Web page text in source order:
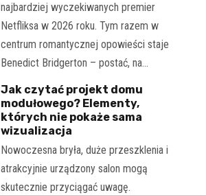
najbardziej wyczekiwanych premier
Netfliksa w 2026 roku. Tym razem w
centrum romantycznej opowieści staje
Benedict Bridgerton – postać, na…
Jak czytać projekt domu
modułowego? Elementy,
których nie pokaże sama
wizualizacja
Nowoczesna bryła, duże przeszklenia i
atrakcyjnie urządzony salon mogą
skutecznie przyciągać uwagę.